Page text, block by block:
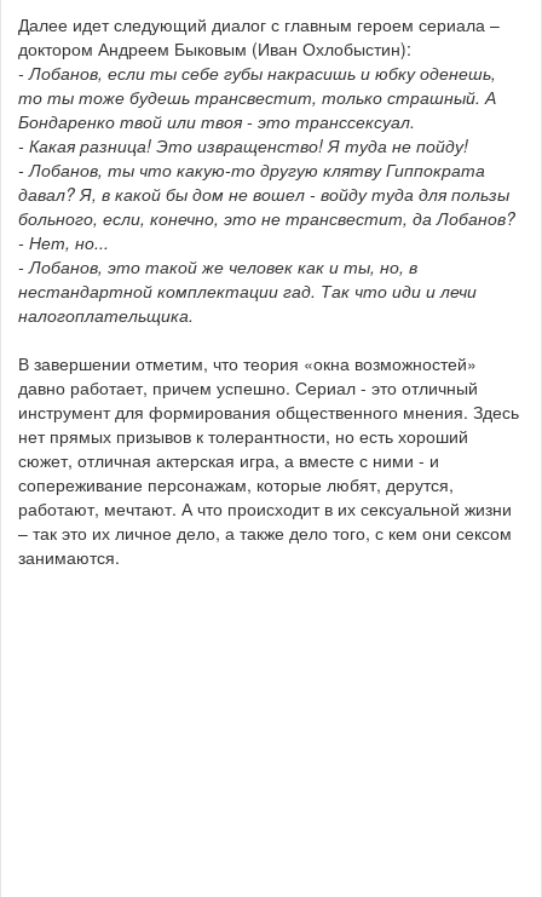
Далее идет следующий диалог с главным героем сериала –
доктором Андреем Быковым (Иван Охлобыстин):
- Лобанов, если ты себе губы накрасишь и юбку оденешь,
то ты тоже будешь трансвестит, только страшный. А
Бондаренко твой или твоя - это транссексуал.
- Какая разница! Это извращенство! Я туда не пойду!
- Лобанов, ты что какую-то другую клятву Гиппократа
давал? Я, в какой бы дом не вошел - войду туда для пользы
больного, если, конечно, это не трансвестит, да Лобанов?
- Нет, но...
- Лобанов, это такой же человек как и ты, но, в
нестандартной комплектации гад. Так что иди и лечи
налогоплательщика.
В завершении отметим, что теория «окна возможностей»
давно работает, причем успешно. Сериал - это отличный
инструмент для формирования общественного мнения. Здесь
нет прямых призывов к толерантности, но есть хороший
сюжет, отличная актерская игра, а вместе с ними - и
сопереживание персонажам, которые любят, дерутся,
работают, мечтают. А что происходит в их сексуальной жизни
– так это их личное дело, а также дело того, с кем они сексом
занимаются.